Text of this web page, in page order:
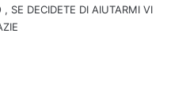
SE DECIDETE DI AIUTARMI VI